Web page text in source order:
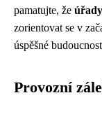
pamatujte, že
zorientovat se v
úspěšné
Provozní